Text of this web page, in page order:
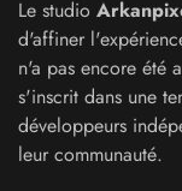
Le studio
d'affiner
n'a pas encore été
s'inscrit dans une
développeurs
leur communauté.